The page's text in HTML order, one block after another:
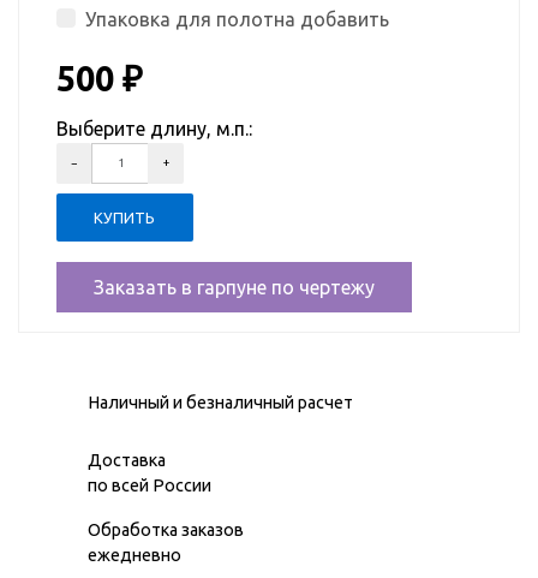
Упаковка для полотна добавить
500 ₽
Выберите длину, м.п.:
Заказать в гарпуне по чертежу
Наличный и безналичный расчет
Доставка
по всей России
Обработка заказов
ежедневно